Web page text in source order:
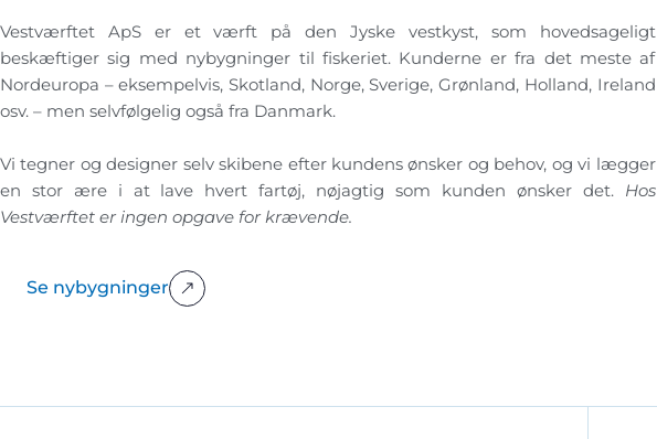
Vestværftet ApS er et værft på den Jyske vestkyst, som hovedsageligt
beskæftiger sig med nybygninger til fiskeriet. Kunderne er fra det meste af
Nordeuropa – eksempelvis, Skotland, Norge, Sverige, Grønland, Holland, Ireland
osv. – men selvfølgelig også fra Danmark.
Vi tegner og designer selv skibene efter kundens ønsker og behov, og vi lægger
en stor ære i at lave hvert fartøj, nøjagtig som kunden ønsker det. Hos
Vestværftet er ingen opgave for krævende.
Se nybygninger